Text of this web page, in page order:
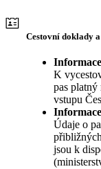
Cestovní doklady
K
pas
vstupu
Údaje o
jsou k